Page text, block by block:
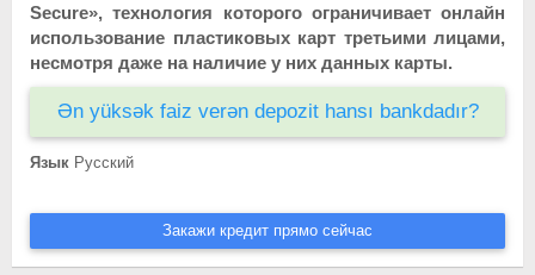
Secure», технология которого ограничивает онлайн
использование пластиковых карт третьими лицами,
несмотря даже на наличие у них данных карты.
Ən yüksək faiz verən depozit hansı bankdadır?
Язык Русский
Закажи кредит прямо сейчас